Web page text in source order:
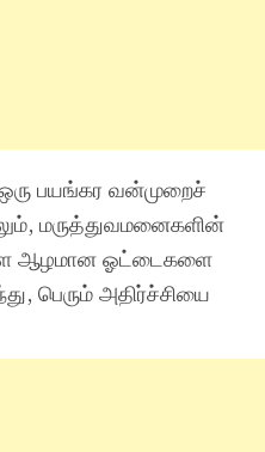
பயங்கர வன்முறைச்
மருத்துவமனைகளின்
உள்ள ஆழமான ஓட்டைகளை
பெரும் அதிர்ச்சியை